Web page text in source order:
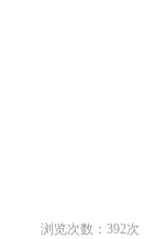
浏览次数： 392次